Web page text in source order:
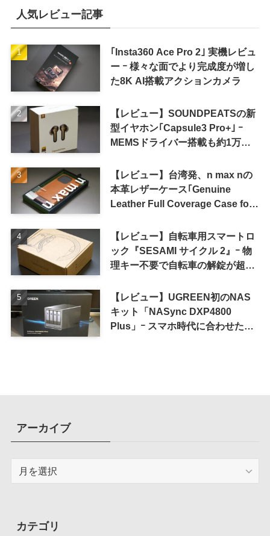
人気レビュー記事
｢Insta360 Ace Pro 2｣ 実機レビュ
ー ｰ 様々な面でより完成度が増し
た8K AI搭載アクションカメラ
【レビュー】SOUNDPEATSの新
型イヤホン｢Capsule3 Pro+｣ ｰ
MEMSドライバー搭載も約1万円
【レビュー】台湾発、n max nの
本革レザーケース｢Genuine
Leather Full Coverage Case for
【レビュー】自転車用スマートロ
ック『SESAMI サイクル 2』ｰ 物
理キー不要で自転車の解錠が超簡
【レビュー】UGREEN初のNAS
キット「NASync DXP4800
Plus」ｰ スマホ時代に合わせた設
アーカイブ
ブカテゴリ